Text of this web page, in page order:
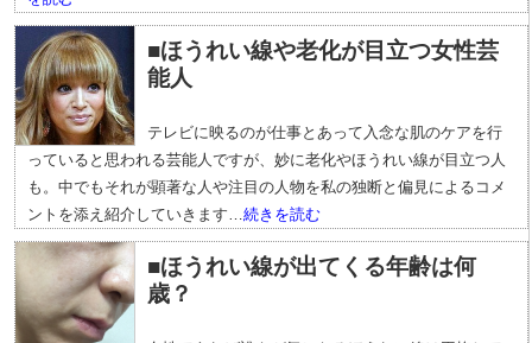
■ほうれい線や老化が目立つ女性芸
能人
テレビに映るのが仕事とあって入念な肌のケアを行
っていると思われる芸能人ですが、妙に老化やほうれい線が目立つ人
も。中でもそれが顕著な人や注目の人物を私の独断と偏見によるコメ
ントを添え紹介していきます…続きを読む
■ほうれい線が出てくる年齢は何
歳？